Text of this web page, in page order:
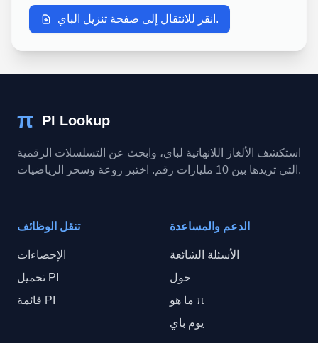
انقر للانتقال إلى صفحة تنزيل الباي.
π PI Lookup
استكشف الألغاز اللانهائية لباي، وابحث عن التسلسلات الرقمية
التي تريدها بين 10 مليارات رقم. اختبر روعة وسحر الرياضيات.
تنقل الوظائف
الإحصاءات
تحميل PI
قائمة PI
الدعم والمساعدة
الأسئلة الشائعة
حول
ما هو π
يوم باي